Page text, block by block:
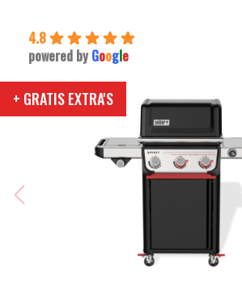
4.8
powered by Google
+ GRATIS EXTRA'S